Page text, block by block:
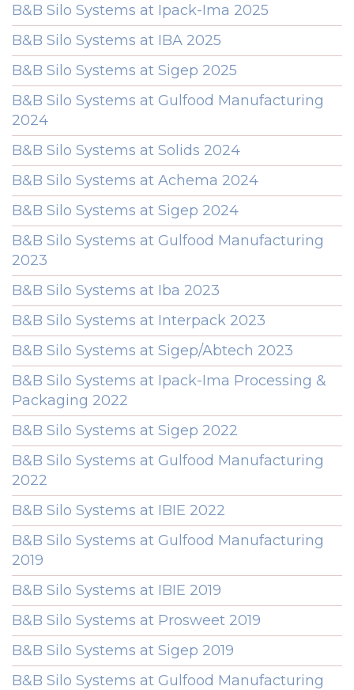
B&B Silo Systems at Ipack-Ima 2025
B&B Silo Systems at IBA 2025
B&B Silo Systems at Sigep 2025
B&B Silo Systems at Gulfood Manufacturing
2024
B&B Silo Systems at Solids 2024
B&B Silo Systems at Achema 2024
B&B Silo Systems at Sigep 2024
B&B Silo Systems at Gulfood Manufacturing
2023
B&B Silo Systems at Iba 2023
B&B Silo Systems at Interpack 2023
B&B Silo Systems at Sigep/Abtech 2023
B&B Silo Systems at Ipack-Ima Processing &
Packaging 2022
B&B Silo Systems at Sigep 2022
B&B Silo Systems at Gulfood Manufacturing
2022
B&B Silo Systems at IBIE 2022
B&B Silo Systems at Gulfood Manufacturing
2019
B&B Silo Systems at IBIE 2019
B&B Silo Systems at Prosweet 2019
B&B Silo Systems at Sigep 2019
B&B Silo Systems at Gulfood Manufacturing